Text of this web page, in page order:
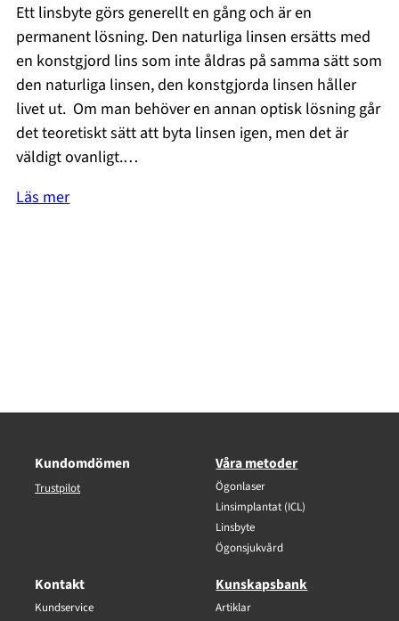
Ett linsbyte görs generellt en gång och är en
permanent lösning. Den naturliga linsen ersätts med
en konstgjord lins som inte åldras på samma sätt som
den naturliga linsen, den konstgjorda linsen håller
livet ut. Om man behöver en annan optisk lösning går
det teoretiskt sätt att byta linsen igen, men det är
väldigt ovanligt.…
Läs mer
Kundomdömen
Trustpilot
Våra metoder
Ögonlaser
Linsimplantat (ICL)
Linsbyte
Ögonsjukvård
Kontakt
Kundservice
Kunskapsbank
Artiklar